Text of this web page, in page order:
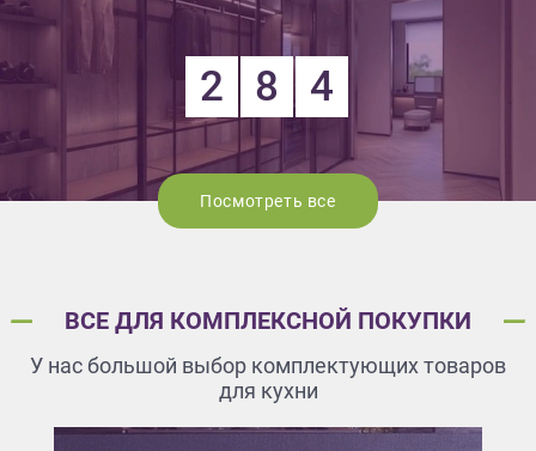
2 8 4
Посмотреть все
ВСЕ ДЛЯ КОМПЛЕКСНОЙ ПОКУПКИ
У нас большой выбор комплектующих товаров
для кухни